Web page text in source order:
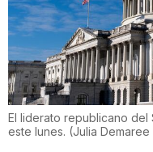
El liderato republicano del
este lunes. (Julia Demaree